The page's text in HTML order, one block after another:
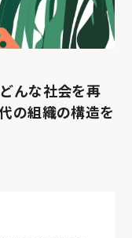
んな社会を再
の組織の構造を